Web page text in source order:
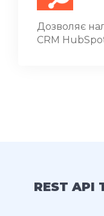
Дозволяє
CRM
REST API